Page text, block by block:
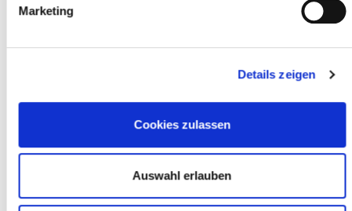
Marketing
Details zeigen
Cookies zulassen
Auswahl erlauben